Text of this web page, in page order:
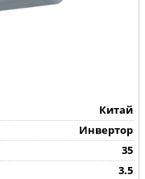
Китай
Инвертор
35
3.5